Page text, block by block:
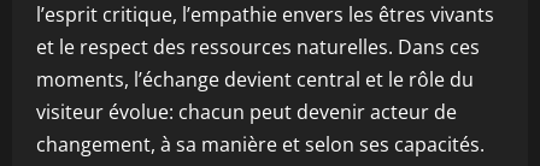
l’esprit critique, l’empathie envers les êtres vivants
et le respect des ressources naturelles. Dans ces
moments, l’échange devient central et le rôle du
visiteur évolue: chacun peut devenir acteur de
changement, à sa manière et selon ses capacités.